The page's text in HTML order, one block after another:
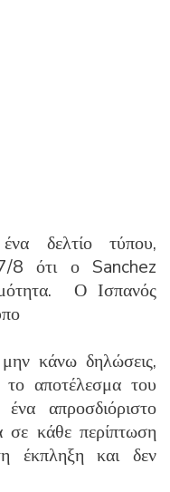
δελτίο τύπου,
8 ότι ο Sanchez
Ο Ισπανός
κάνω δηλώσεις,
το αποτέλεσμα του
απροσδιόριστο
σε κάθε περίπτωση
έκπληξη και δεν